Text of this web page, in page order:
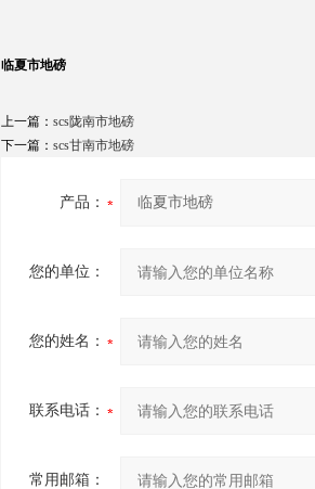
临夏市地磅
上一篇： scs陇南市地磅
下一篇： scs甘南市地磅
产品：
您的单位：
您的姓名：
联系电话：
常用邮箱：